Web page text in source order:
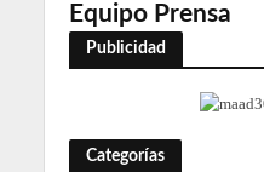
Equipo Prensa
Publicidad
Categorías